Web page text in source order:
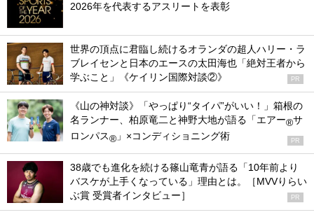
2026年を代表するアスリートを表彰
世界の頂点に君臨し続けるオランダの超人ハリー・ラ
ブレイセンと日本のエースの太田海也「絶対王者から
学ぶこと」《ケイリン国際対談②》
PR
《山の神対談》「やっぱり“タイパ”がいい！」箱根の
名ランナー、柏原竜二と神野大地が語る「エアー®サ
ロンパス® 」×コンディショニング術 PR
38歳でも進化を続ける篠山竜青が語る「10年前より
バスケが上手くなっている」理由とは。［MVVりらい
ぶ賞 受賞者インタビュー］
PR